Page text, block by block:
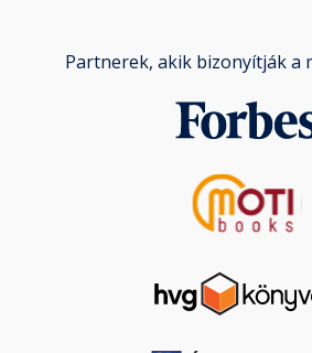
Partnerek, akik bizonyítják a